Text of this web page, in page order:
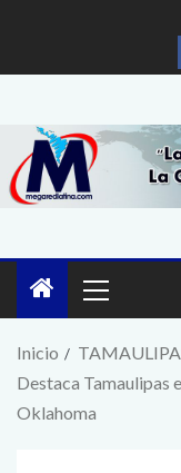
Inicio
Destaca Tamaulipas
Oklahoma